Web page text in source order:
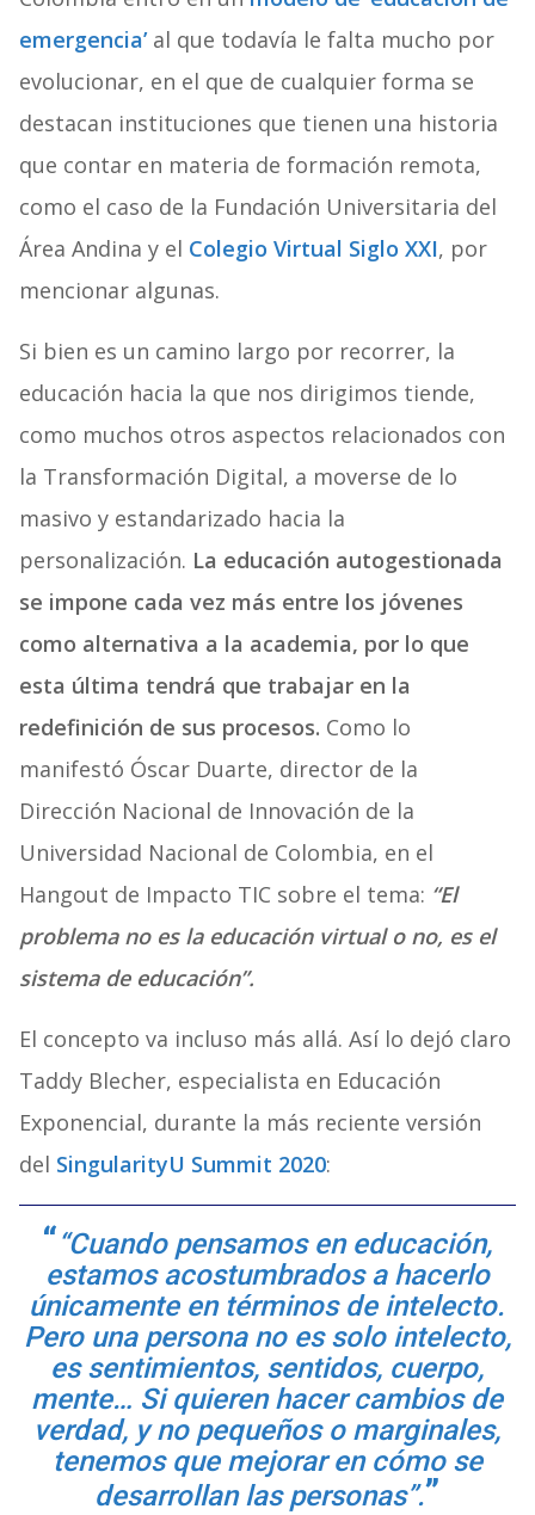
emergencia’al que todavía le falta mucho por
evolucionar, en el que de cualquier forma se
destacan instituciones que tienen una historia
que contar en materia de formación remota,
como el caso de la Fundación Universitaria del
Área Andina y el Colegio Virtual Siglo XXI, por
mencionar algunas.
Si bien es un camino largo por recorrer, la
educación hacia la que nos dirigimos tiende,
como muchos otros aspectos relacionados con
la Transformación Digital, a moverse de lo
masivo y estandarizado hacia la
personalización. La educación autogestionada
se impone cada vez más entre los jóvenes
como alternativa a la academia, por lo que
esta última tendrá que trabajar en la
redefinición de sus procesos. Como lo
manifestó Óscar Duarte, director de la
Dirección Nacional de Innovación de la
Universidad Nacional de Colombia, en el
Hangout de Impacto TIC sobre el tema: “El
problema no es la educación virtual o no, es el
sistema de educación”.
El concepto va incluso más allá. Así lo dejó claro
Taddy Blecher, especialista en Educación
Exponencial, durante la más reciente versión
del SingularityU Summit 2020:
“Cuando pensamos en educación,
estamos acostumbrados a hacerlo
únicamente en términos de intelecto.
Pero una persona no es solo intelecto,
es sentimientos, sentidos, cuerpo,
mente… Si quieren hacer cambios de
verdad, y no pequeños o marginales,
tenemos que mejorar en cómo se
desarrollan las personas”.